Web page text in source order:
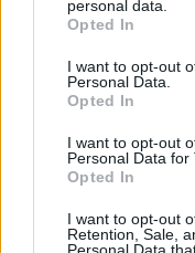
personal data.
Opted In
I want to opt-out
Personal Data.
Opted In
I want to opt-out
Personal Data for
Opted In
I want to opt-out
Retention, Sale,
Personal Data
kuszkusz
Talán mégsem
hátán.
Válasz